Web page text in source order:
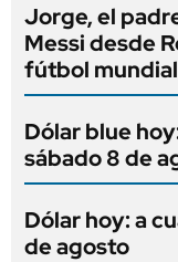
Jorge, el
Messi desde
fútbol
Dólar blue
sábado 8 de
Dólar hoy: a
de agosto